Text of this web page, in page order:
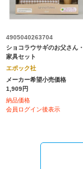
4905040263704
ショコラウサギのお父さん・
家具セット
エポック社
メーカー希望小売価格
1,909円
納品価格
会員ログイン後表示